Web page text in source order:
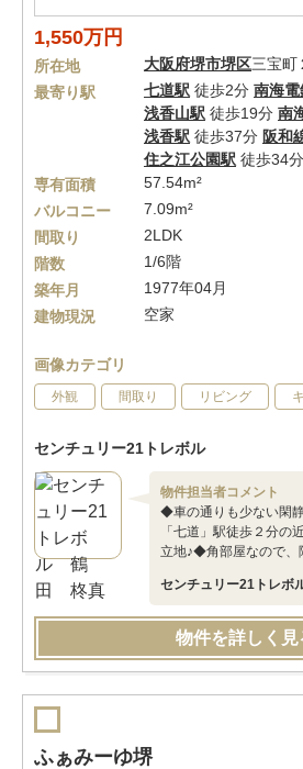
1,550万円
所在地 大阪府堺市堺区三宝町
最寄り駅
七道駅 徒歩2分 南海
浅香山駅 徒歩19分 南
浅香駅 徒歩37分 阪和
住之江公園駅 徒歩34分
専有面積
57.54m²
バルコニー
7.09m²
間取り
2LDK
階数
1/6階
築年月
1977年04月
建物現況
空家
画像カテゴリ
外観 間取り リビング
センチュリー21トレボル
物件担当者コメント
◆車の通りも少ない閑
「七道」駅徒歩２分の
立地♪◆角部屋なので、
センチュリー21トレ
物件を詳しく見
ふぁみーゆ堺